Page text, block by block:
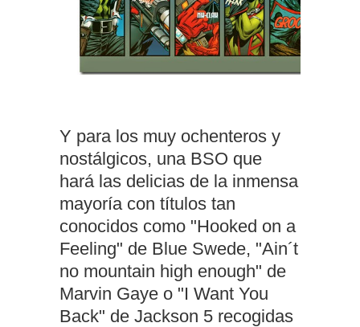
Y para los muy ochenteros y
nostálgicos, una BSO que
hará las delicias de la inmensa
mayoría con títulos tan
conocidos como "Hooked on a
Feeling" de Blue Swede, "Ain´t
no mountain high enough" de
Marvin Gaye o "I Want You
Back" de Jackson 5 recogidas